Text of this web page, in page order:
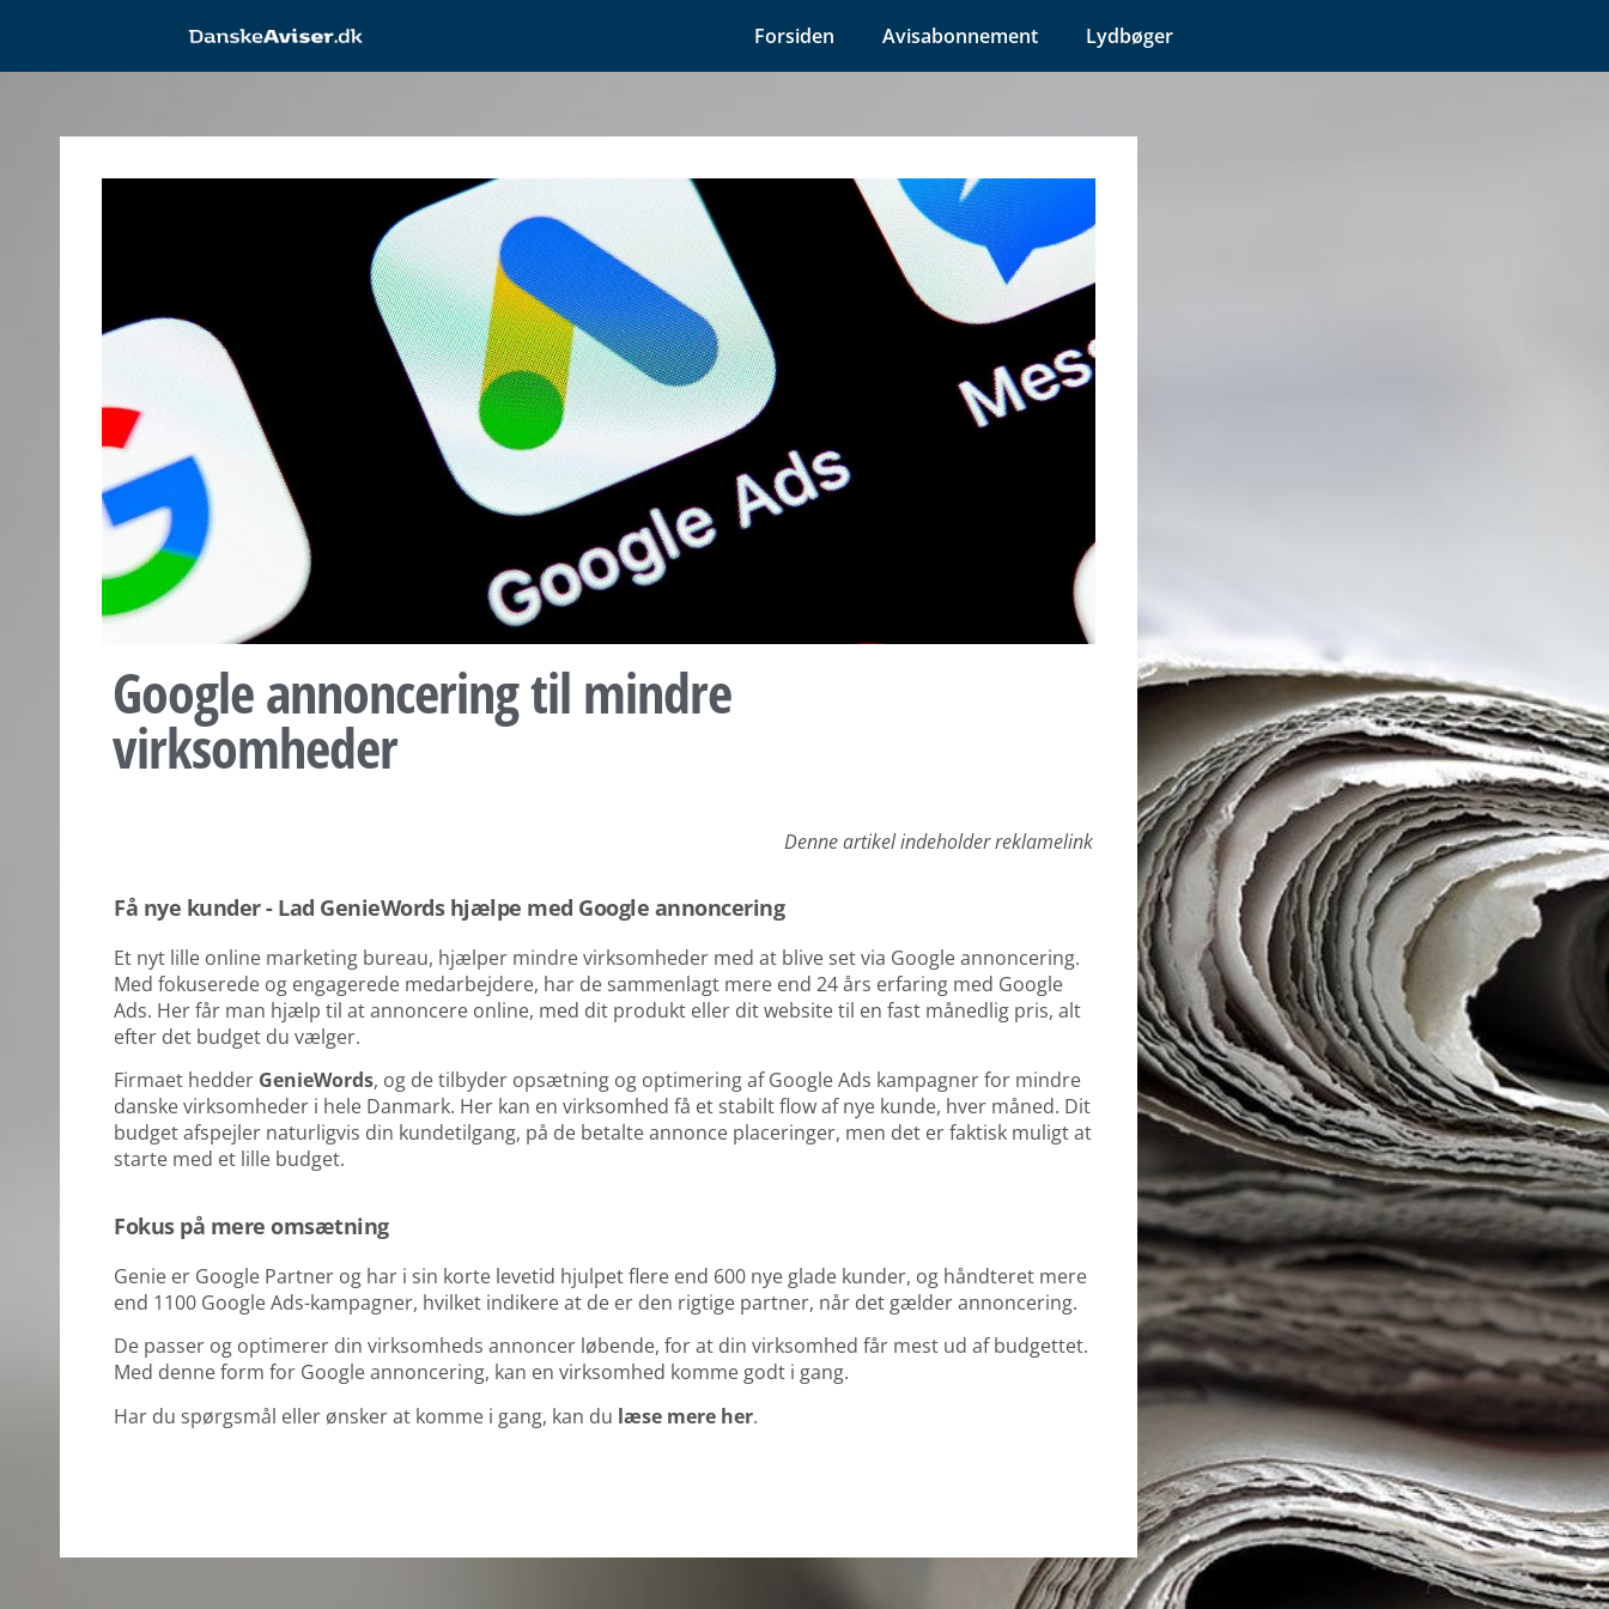
Forsiden Avisabonnement Lydbøger
Google annoncering til mindre
virksomheder
Denne artikel indeholder reklamelink
Få nye kunder - Lad GenieWords hjælpe med Google annoncering
Et nyt lille online marketing bureau, hjælper mindre virksomheder med at blive set via Google annoncering.
Med fokuserede og engagerede medarbejdere, har de sammenlagt mere end 24 års erfaring med Google
Ads. Her får man hjælp til at annoncere online, med dit produkt eller dit website til en fast månedlig pris, alt
efter det budget du vælger.
Firmaet hedder GenieWords, og de tilbyder opsætning og optimering af Google Ads kampagner for mindre
danske virksomheder i hele Danmark. Her kan en virksomhed få et stabilt flow af nye kunde, hver måned. Dit
budget afspejler naturligvis din kundetilgang, på de betalte annonce placeringer, men det er faktisk muligt at
starte med et lille budget.
Fokus på mere omsætning
Genie er Google Partner og har i sin korte levetid hjulpet flere end 600 nye glade kunder, og håndteret mere
end 1100 Google Ads-kampagner, hvilket indikere at de er den rigtige partner, når det gælder annoncering.
De passer og optimerer din virksomheds annoncer løbende, for at din virksomhed får mest ud af budgettet.
Med denne form for Google annoncering, kan en virksomhed komme godt i gang.
Har du spørgsmål eller ønsker at komme i gang, kan du læse mere her.